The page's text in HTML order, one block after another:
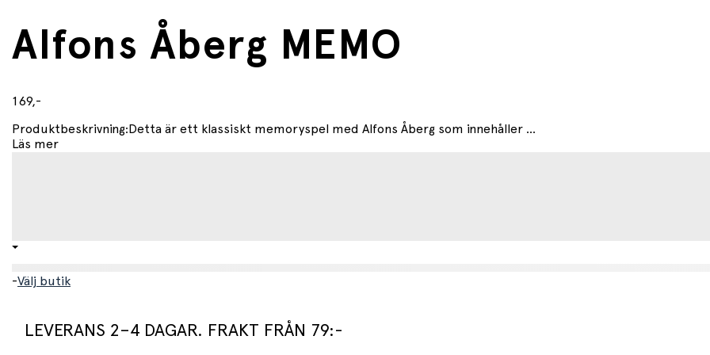
Alfons Åberg MEMO
169,-
Produktbeskrivning:Detta är ett klassiskt memoryspel med Alfons Åberg som innehåller ...
Läs mer
-Välj butik
LEVERANS 2–4 DAGAR. FRAKT FRÅN 79:-